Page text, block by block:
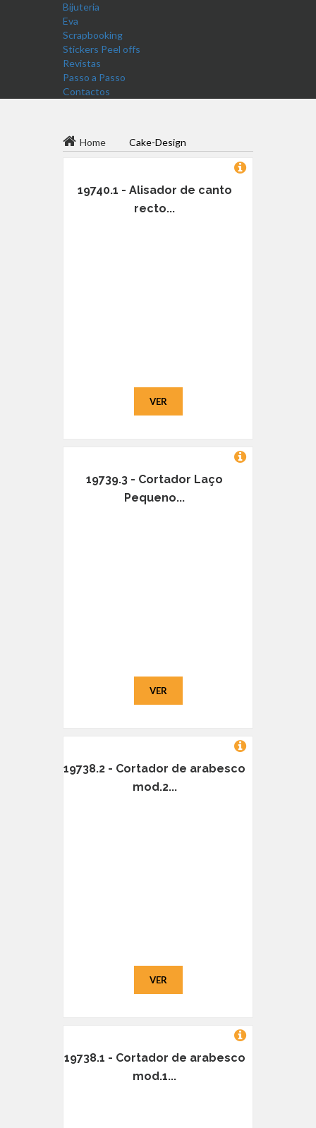
Bijuteria
Eva
Scrapbooking
Stickers Peel offs
Revistas
Passo a Passo
Contactos
Home Cake-Design
19740.1 - Alisador de canto
recto...
VER
19739.3 - Cortador Laço
Pequeno...
VER
19738.2 - Cortador de arabesco
mod.2...
VER
19738.1 - Cortador de arabesco
mod.1...